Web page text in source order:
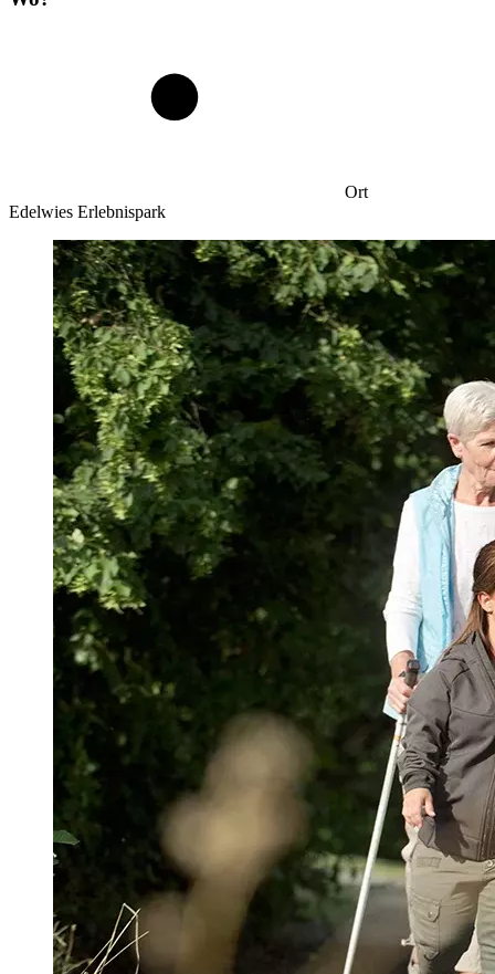
Ort
Edelwies Erlebnispark